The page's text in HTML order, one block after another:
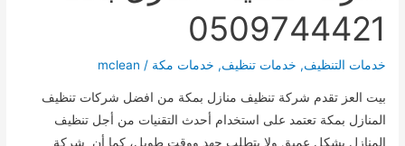
0509744421
خدمات التنظيف, خدمات تنظيف, خدمات مكة /
mclean
بيت العز تقدم شركة تنظيف منازل بمكة من افضل شركات تنظيف
المنازل بمكة تعتمد على استخدام أحدث التقنيات من أجل تنظيف
المنازل بشكل عميق ولا يتطلب جهد ووقت طويل، كما أن شركة